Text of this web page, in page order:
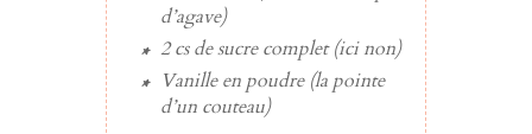
d’agave)
2 csdesucre complet(ici non)
Vanille en poudre(la pointe
d’un couteau)